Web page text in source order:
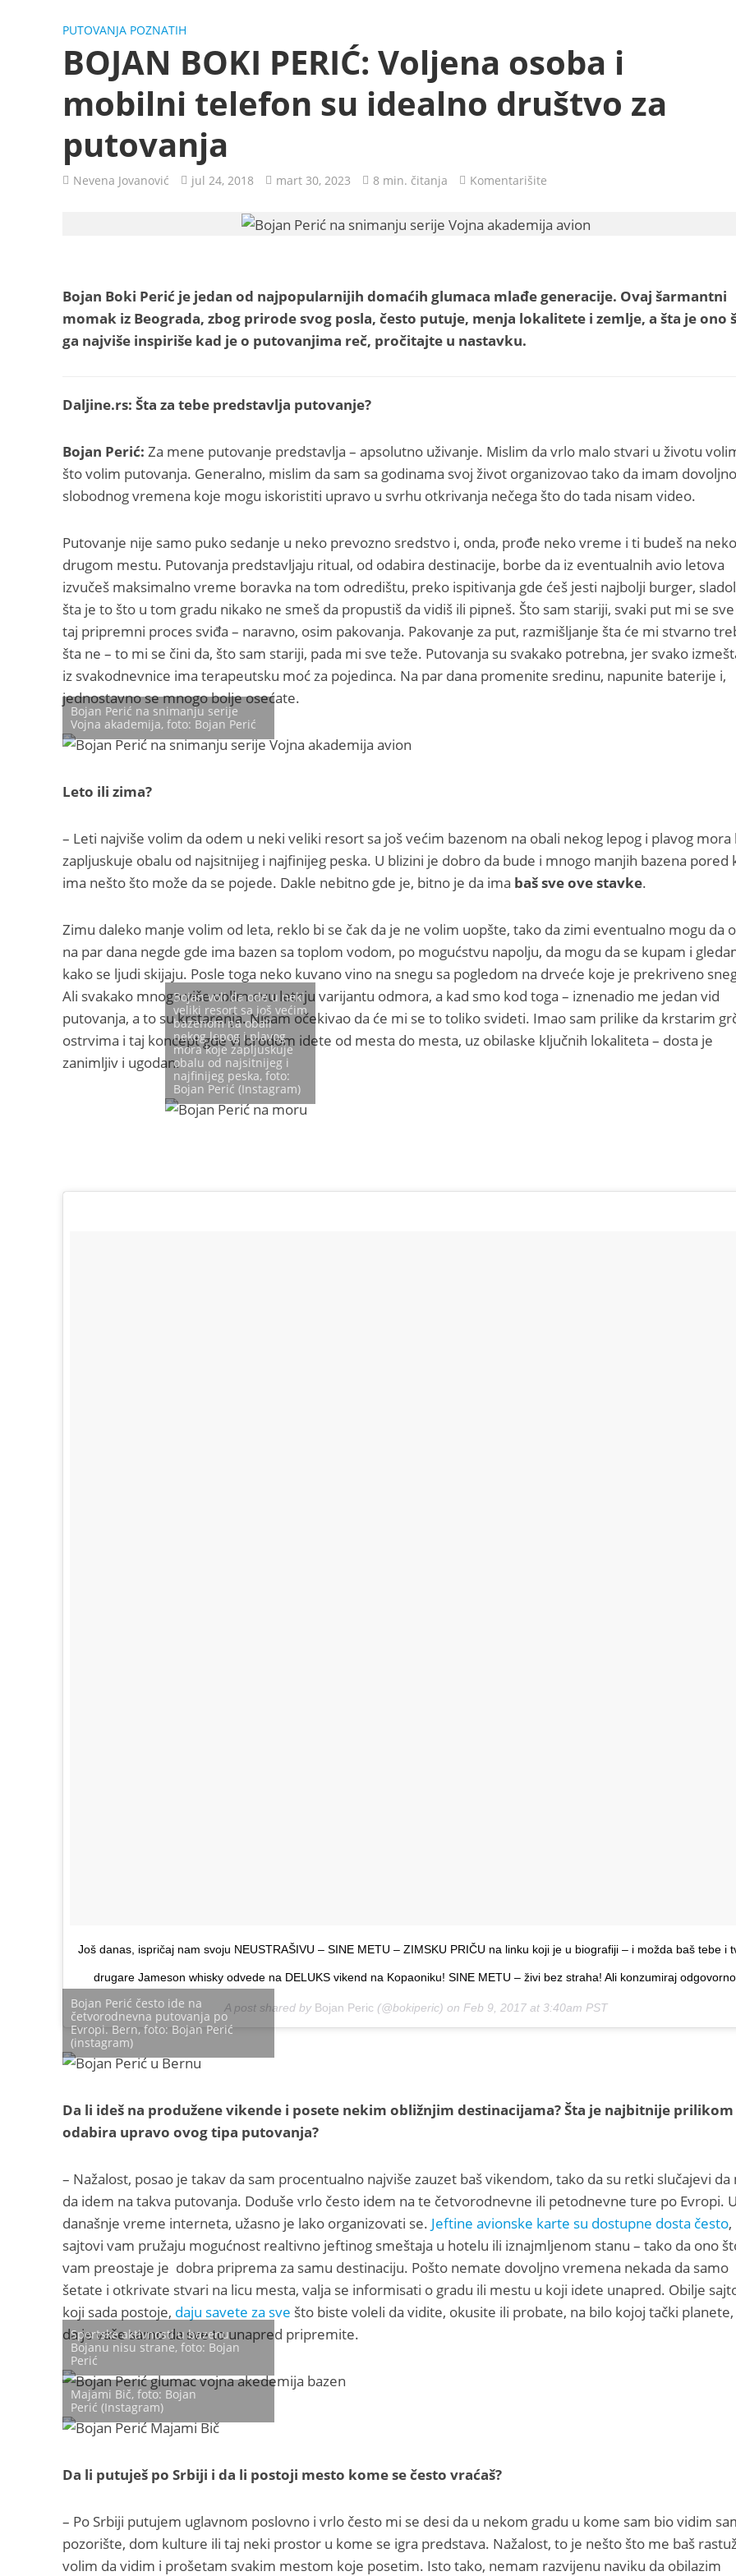
PUTOVANJA POZNATIH
BOJAN BOKI PERIĆ: Voljena osoba i
mobilni telefon su idealno društvo za
putovanja
Nevena Jovanović jul 24, 2018 mart 30, 2023 8 min. čitanja Komentarišite
Bojan Boki Perić je jedan od najpopularnijih domaćih glumaca mlađe generacije. Ovaj šarmantni
momak iz Beograda, zbog prirode svog posla, često putuje, menja lokalitete i zemlje, a šta je ono
ga najviše inspiriše kad je o putovanjima reč, pročitajte u nastavku.
Daljine.rs: Šta za tebe predstavlja putovanje?
Bojan Perić: Za mene putovanje predstavlja – apsolutno uživanje. Mislim da vrlo malo stvari u životu
što volim putovanja. Generalno, mislim da sam sa godinama svoj život organizovao tako da imam dovoljno
slobodnog vremena koje mogu iskoristiti upravo u svrhu otkrivanja nečega što do tada nisam video.
Putovanje nije samo puko sedanje u neko prevozno sredstvo i, onda, prođe neko vreme i ti budeš na
drugom mestu. Putovanja predstavljaju ritual, od odabira destinacije, borbe da iz eventualnih avio letova
izvučeš maksimalno vreme boravka na tom odredištu, preko ispitivanja gde ćeš jesti najbolji burger,
šta je to što u tom gradu nikako ne smeš da propustiš da vidiš ili pipneš. Što sam stariji, svaki put mi se
taj pripremni proces sviđa – naravno, osim pakovanja. Pakovanje za put, razmišljanje šta će mi stvarno
šta ne – to mi se čini da, što sam stariji, pada mi sve teže. Putovanja su svakako potrebna, jer svako
iz svakodnevnice ima terapeutsku moć za pojedinca. Na par dana promenite sredinu, napunite baterije i,
jednostavno se mnogo bolje osećate.
Bojan Perić na snimanju serije
Vojna akademija, foto: Bojan Perić
Leto ili zima?
– Leti najviše volim da odem u neki veliki resort sa još većim bazenom na obali nekog lepog i plavog mora
zapljuskuje obalu od najsitnijeg i najfinijeg peska. U blizini je dobro da bude i mnogo manjih bazena pored
ima nešto što može da se pojede. Dakle nebitno gde je, bitno je da ima baš sve ove stavke.
Zimu daleko manje volim od leta, reklo bi se čak da je ne volim uopšte, tako da zimi eventualno mogu da
na par dana negde gde ima bazen sa toplom vodom, po mogućstvu napolju, da mogu da se kupam i
kako se ljudi skijaju. Posle toga neko kuvano vino na snegu sa pogledom na drveće koje je prekriveno
Ali svakako mnogo više volim ovu letnju varijantu odmora, a kad smo kod toga – iznenadio me jedan vid
putovanja, a to su krstarenja. Nisam očekivao da će mi se to toliko svideti. Imao sam prilike da krstarim
ostrvima i taj koncept gde vi brodom idete od mesta do mesta, uz obilaske ključnih lokaliteta – dosta je
zanimljiv i ugodan.
Bojan voli da ode u neki
veliki resort sa još većim
bazenom na obali
nekog lepog i plavog
mora koje zapljuskuje
obalu od najsitnijeg i
najfinijeg peska, foto:
Bojan Perić (Instagram)
Još danas, ispričaj nam svoju NEUSTRAŠIVU – SINE METU – ZIMSKU PRIČU na linku koji je u biografiji – i možda baš tebe i
drugare Jameson whisky odvede na DELUKS vikend na Kopaoniku! SINE METU – živi bez straha! Ali konzumiraj
A post shared by Bojan Peric (@bokiperic) on Feb 9, 2017 at 3:40am PST
Bojan Perić često ide na
četvorodnevna putovanja po
Evropi. Bern, foto: Bojan Perić
(instagram)
Da li ideš na produžene vikende i posete nekim obližnjim destinacijama? Šta je najbitnije prilikom
odabira upravo ovog tipa putovanja?
– Nažalost, posao je takav da sam procentualno najviše zauzet baš vikendom, tako da su retki slučajevi da
da idem na takva putovanja. Doduše vrlo često idem na te četvorodnevne ili petodnevne ture po Evropi. U
današnje vreme interneta, užasno je lako organizovati se. Jeftine avionske karte su dostupne dosta često,
sajtovi vam pružaju mogućnost realtivno jeftinog smeštaja u hotelu ili iznajmljenom stanu – tako da ono
vam preostaje je dobra priprema za samu destinaciju. Pošto nemate dovoljno vremena nekada da samo
šetate i otkrivate stvari na licu mesta, valja se informisati o gradu ili mestu u koji idete unapred. Obilje
koji sada postoje, daju savete za sve što biste voleli da vidite, okusite ili probate, na bilo kojoj tački
da je vaše samo da sve to unapred pripremite.
Sportske aktivnosti u bazenu
Bojanu nisu strane, foto: Bojan
Perić
Majami Bič, foto: Bojan
Perić (Instagram)
Da li putuješ po Srbiji i da li postoji mesto kome se često vraćaš?
– Po Srbiji putujem uglavnom poslovno i vrlo često mi se desi da u nekom gradu u kome sam bio vidim
pozorište, dom kulture ili taj neki prostor u kome se igra predstava. Nažalost, to je nešto što me baš
volim da vidim i prošetam svakim mestom koje posetim. Isto tako, nemam razvijenu naviku da obilazim